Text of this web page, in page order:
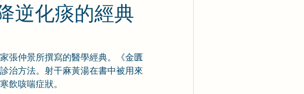
逆化痰的經典
張仲景所撰寫的醫學經典。《金匱
治方法。射干麻黃湯在書中被用來
飲咳喘症狀。